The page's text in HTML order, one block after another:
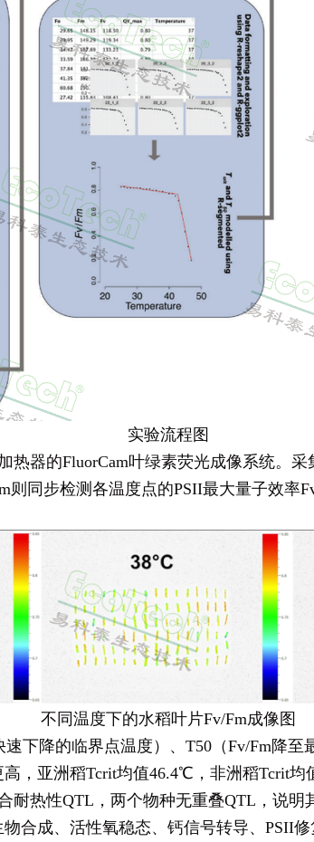
实验流程图
器的FluorCam叶绿素荧光成像系统。
同步检测各温度点的PSII最大量子效率
不同温度下的水稻叶片Fv/Fm成像图
下降的临界点温度）、T50（Fv/Fm降至
，亚洲稻Tcrit均值46.4℃，非洲稻Tcrit
耐热性QTL，两个物种无重叠QTL，说
合成、活性氧稳态、钙信号转导、PSII